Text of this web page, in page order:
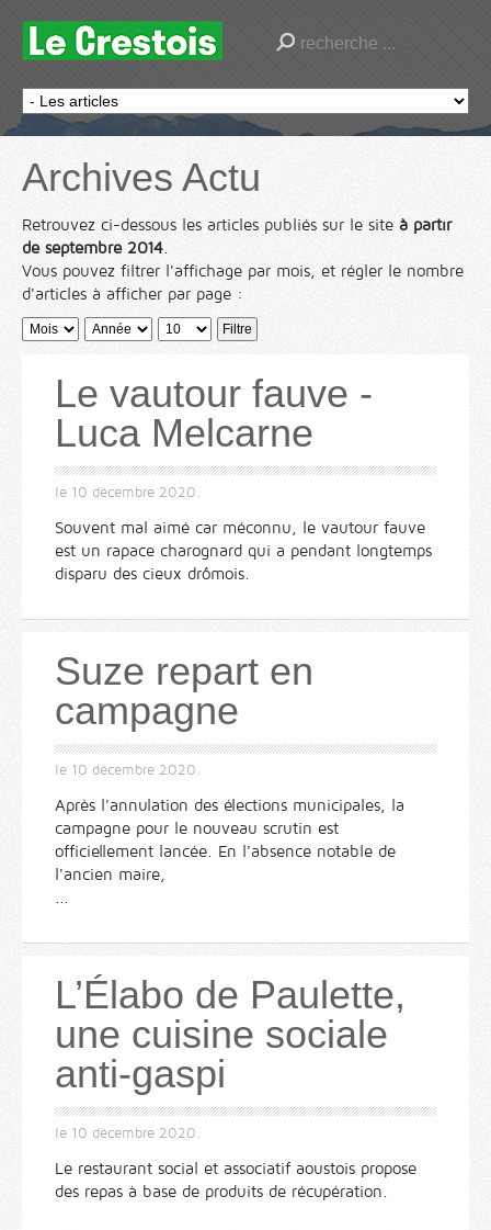
Archives Actu
Retrouvez ci-dessous les articles publiés sur le site à partir
de septembre 2014
Vous pouvez filtrer l'affichage par mois, et régler le nombre
d'articles à afficher par page :
Filtre
Le vautour fauve -
Luca Melcarne
le 10 décembre 2020.
Souvent mal aimé car méconnu, le vautour fauve
est un rapace charognard qui a pendant longtemps
disparu des cieux drômois.
Suze repart en
campagne
le 10 décembre 2020.
Après l'annulation des élections municipales, la
campagne pour le nouveau scrutin est
officiellement lancée. En l'absence notable de
l'ancien maire,
...
L’Élabo de Paulette,
une cuisine sociale
anti-gaspi
le 10 décembre 2020.
Le restaurant social et associatif aoustois propose
des repas à base de produits de récupération.